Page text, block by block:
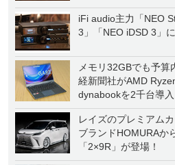
iFi audio主力「NEO
3」「NEO iDSD 3」
メモリ32GBでも予算
経新聞社がAMD
dynabookを2千台導入
レイズのプレミアム
ブランドHOMURAか
「2×9R」が登場！